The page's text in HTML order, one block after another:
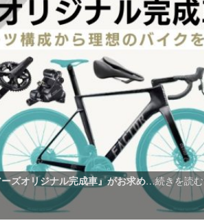
ズオリジナル完成車』がお求め…続きを読む